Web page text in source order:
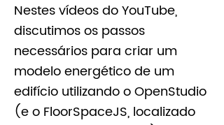
Nestes vídeos do YouTube,
discutimos os passos
necessários para criar um
modelo energético de um
edifício utilizando o OpenStudio
(e o FloorSpaceJS, localizado